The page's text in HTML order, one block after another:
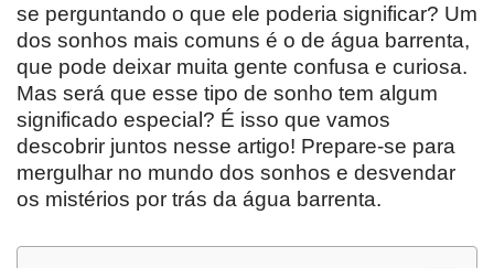
se perguntando o que ele poderia significar? Um
dos sonhos mais comuns é o de água barrenta,
que pode deixar muita gente confusa e curiosa.
Mas será que esse tipo de sonho tem algum
significado especial? É isso que vamos
descobrir juntos nesse artigo! Prepare-se para
mergulhar no mundo dos sonhos e desvendar
os mistérios por trás da água barrenta.